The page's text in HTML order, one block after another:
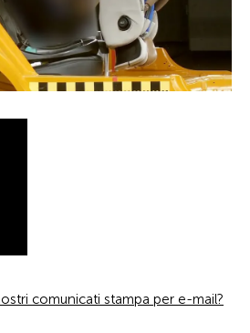
comunicati stampa per e-mail?